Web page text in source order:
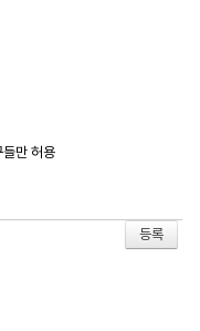
만 허용